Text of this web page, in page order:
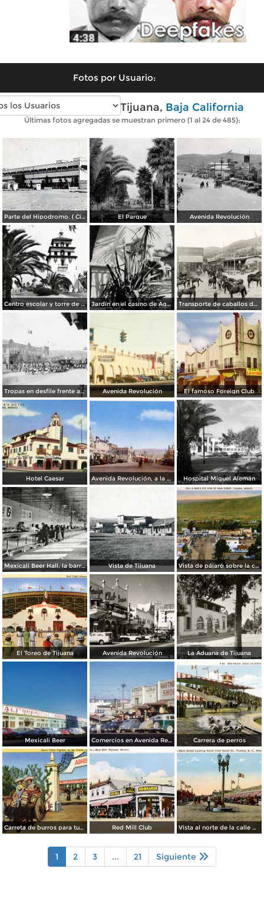
Fotos por Usuario:
Fotos antiguas de Tijuana, Baja California
Últimas fotos agregadas se muestran primero (1 al 24 de 485):
Parte del Hipodromo. ( Circulada el 12 de Julio de 1922 ). El Parque Avenida Revolución
Centro escolar y torre de Agua Caliente Jardín en el casino de Agua Caliente Transporte de caballos del hipódromo hacia Estados Unidos
Tropas en desfile frente al Palacio Federal Avenida Revolución El famoso Foreign Club
Hotel Caesar Avenida Revolución, a la entrada Hospital Miguel Alemán
Mexicali Beer Hall, la barra más grande del mundo Vista de Tijuana Vista de pájaro sobre la calle principal de Tijuana
El Toreo de Tijuana Avenida Revolución La Aduana de Tijuana
Mexicali Beer Comercios en Avenida Revolución Carrera de perros
Carreta de burros para turistas Red Mill Club Vista al norte de la calle principal, desde la Calle Sur
1 2 3 ... 21 Siguiente